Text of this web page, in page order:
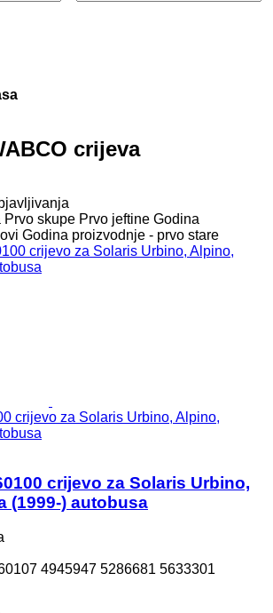
crijeva
Prvo skupe Prvo jeftine Godina
Godina proizvodnje - prvo stare
crijevo za Solaris Urbino, Alpino,
crijevo za Solaris Urbino,
(1999-) autobusa
4945947 5286681 5633301